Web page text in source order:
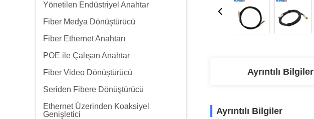
Yönetilen Endüstriyel Anahtar
Fiber Medya Dönüştürücü
Fiber Ethernet Anahtarı
POE ile Çalışan Anahtar
Fiber Video Dönüştürücü
Seriden Fibere Dönüştürücü
Ethernet Üzerinden Koaksiyel
Genişletici
Ayrıntılı Bilgiler
Ayrıntılı Bilgiler